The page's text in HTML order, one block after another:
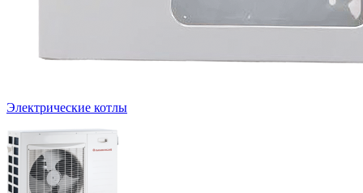
Электрические котлы